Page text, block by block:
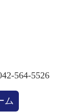
564-5526
ム